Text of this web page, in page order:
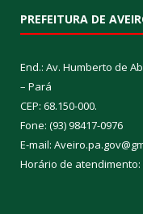
PREFEITURA DE
End.: Av. Humberto de
– Pará
CEP: 68.150-000.
Fone: (93) 98417-0976
E-mail:
Horário de atendimento: